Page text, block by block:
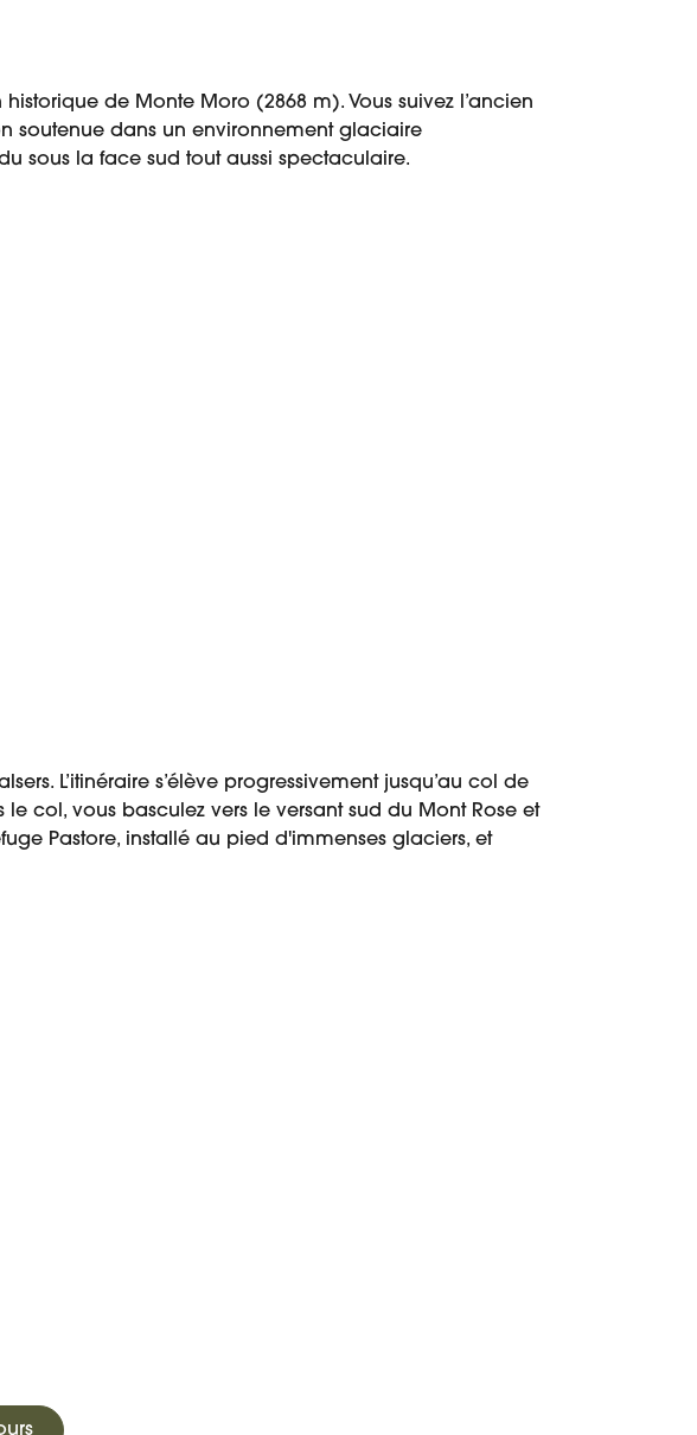
de Monte Moro (2868 m). Vous suivez l’ancien
soutenue dans un environnement glaciaire
sous la face sud tout aussi spectaculaire.
L’itinéraire s’élève progressivement jusqu’au col de
le col, vous basculez vers le versant sud du Mont Rose et
Pastore, installé au pied d'immenses glaciers, et